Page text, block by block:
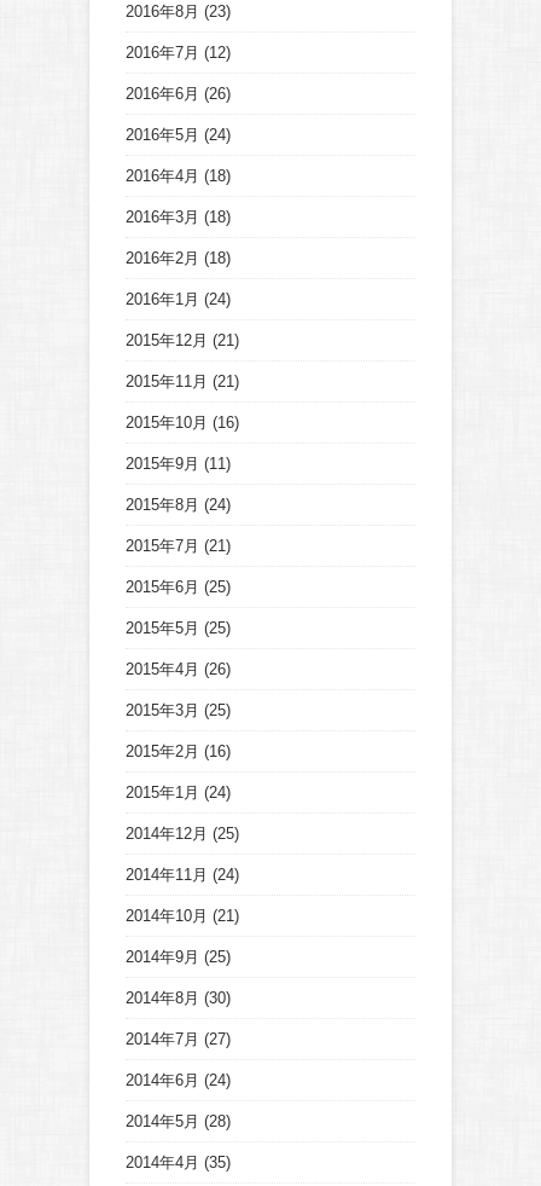
2016年8月 (23)
2016年7月 (12)
2016年6月 (26)
2016年5月 (24)
2016年4月 (18)
2016年3月 (18)
2016年2月 (18)
2016年1月 (24)
2015年12月 (21)
2015年11月 (21)
2015年10月 (16)
2015年9月 (11)
2015年8月 (24)
2015年7月 (21)
2015年6月 (25)
2015年5月 (25)
2015年4月 (26)
2015年3月 (25)
2015年2月 (16)
2015年1月 (24)
2014年12月 (25)
2014年11月 (24)
2014年10月 (21)
2014年9月 (25)
2014年8月 (30)
2014年7月 (27)
2014年6月 (24)
2014年5月 (28)
2014年4月 (35)